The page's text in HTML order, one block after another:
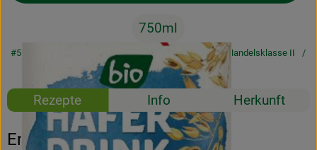
750ml
#5530 3,19 €/ Liter 19% MwSt
Handelsklasse II
Mehrweg
Rezepte Info Herkunft
Entdecke passende Rezepte